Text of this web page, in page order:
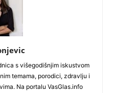
s višegodišnjim iskustvom
temama, porodici, zdravlju i
Na portalu VasGlas.info